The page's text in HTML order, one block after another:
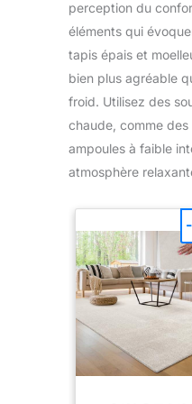
d'huile essentielle
intégré et le parfum
remplit lentement la
de votre parfum
Cela fait de votre
pays des merveilles
le yoga, la pleine
méditation.
apaisante et
d’huile peuvent
l’efficacité de
Dynamique :
humeur.
concentration ou
et hygiénique :
remplissage facile
hebdomadaire
perception du
éléments qui
tapis épais et
bien plus agréable
froid. Utilisez des
chaude, comme
ampoules à faible
atmosphère